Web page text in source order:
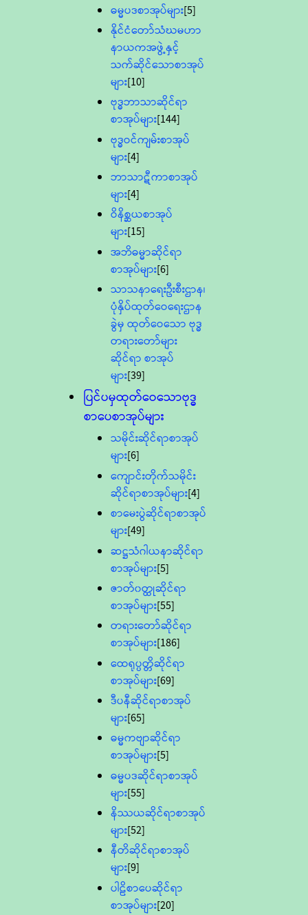
ဓမ္မပဒစာအုပ်များ[5]
နိုင်ငံတော်သံဃမဟာ
နာယကအဖွဲ့နှင့်
သက်ဆိုင်သောစာအုပ်
များ[10]
ဗုဒ္ဓဘာသာဆိုင်ရာ
စာအုပ်များ[144]
ဗုဒ္ဓဝင်ကျမ်းစာအုပ်
များ[4]
ဘာသာဋီကာစာအုပ်
များ[4]
ဝိနိစ္ဆယစာအုပ်
များ[15]
အဘိဓမ္မာဆိုင်ရာ
စာအုပ်များ[6]
သာသနာရေးဦးစီးဌာန၊
ပုံနှိပ်ထုတ်ဝေရေးဌာန
ခွဲမှ ထုတ်ဝေသော ဗုဒ္ဓ
တရားတော်များ
ဆိုင်ရာ စာအုပ်
များ[39]
ပြင်ပမှထုတ်ဝေသောဗုဒ္ဓ
စာပေစာအုပ်များ
သမိုင်းဆိုင်ရာစာအုပ်
များ[6]
ကျောင်းတိုက်သမိုင်း
ဆိုင်ရာစာအုပ်များ[4]
စာမေးပွဲဆိုင်ရာစာအုပ်
များ[49]
ဆဋ္ဌသံဂါယနာဆိုင်ရာ
စာအုပ်များ[5]
ဇာတ်၀တ္ထုဆိုင်ရာ
စာအုပ်များ[55]
တရားတော်ဆိုင်ရာ
စာအုပ်များ[186]
ထေရုပ္ပတ္တိဆိုင်ရာ
စာအုပ်များ[69]
ဒီပနီဆိုင်ရာစာအုပ်
များ[65]
ဓမ္မကဗျာဆိုင်ရာ
စာအုပ်များ[5]
ဓမ္မပဒဆိုင်ရာစာအုပ်
များ[55]
နိဿယဆိုင်ရာစာအုပ်
များ[52]
နီတိဆိုင်ရာစာအုပ်
များ[9]
ပါဠိစာပေဆိုင်ရာ
စာအုပ်များ[20]